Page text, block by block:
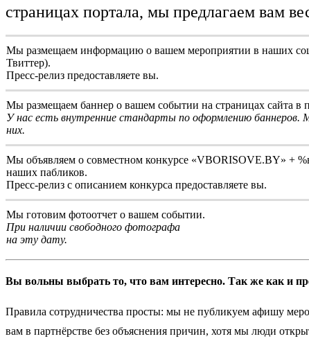
страницах портала, мы предлагаем вам
Мы размещаем информацию о вашем мероприятии в наших
Твиттер).
Пресс-релиз предоставляете вы.
Мы размещаем баннер о вашем событии на страницах сайта в
У нас есть внутренние стандарты по оформлению
них.
Мы объявляем о совместном конкурсе «VBORISOVE.BY» +
наших пабликов.
Пресс-релиз с описанием конкурса предоставляете вы.
Мы готовим фотоотчет о вашем событии.
При наличии свободного фотографа
на эту дату.
Вы вольны выбрать то, что вам интересно. Так же как и
Правила сотрудничества просты: мы не публикуем афишу
вам в партнёрстве без объяснения причин, хотя мы люди